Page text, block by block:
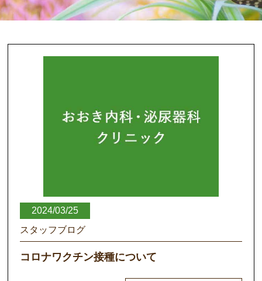
2024/03/25
スタッフブログ
コロナワクチン接種について